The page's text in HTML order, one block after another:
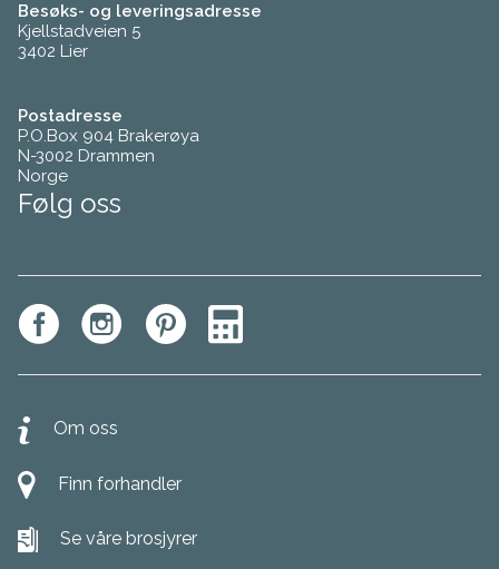
Besøks- og leveringsadresse
Kjellstadveien 5
3402 Lier
Postadresse
P.O.Box 904 Brakerøya
N-3002 Drammen
Norge
Følg oss
Om oss
Finn forhandler
Se våre brosjyrer